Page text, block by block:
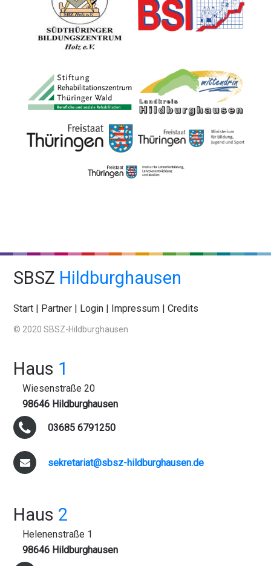
SBSZ Hildburghausen
Start | Partner | Login | Impressum |Credits
© 2020 SBSZ-Hildburghausen
Haus 1
Wiesenstraße 20
98646 Hildburghausen
03685 6791250
sekretariat@sbsz-hildburghausen.de
Haus 2
Helenenstraße 1
98646 Hildburghausen